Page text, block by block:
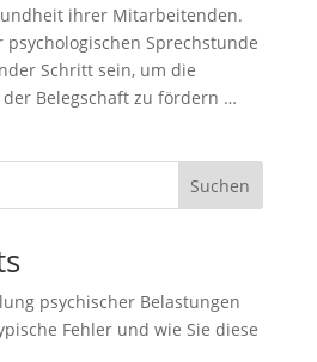
ihrer Mitarbeitenden.
Sprechstunde
Schritt sein, um die
Belegschaft zu fördern …
Suchen
psychischer Belastungen
Fehler und wie Sie diese